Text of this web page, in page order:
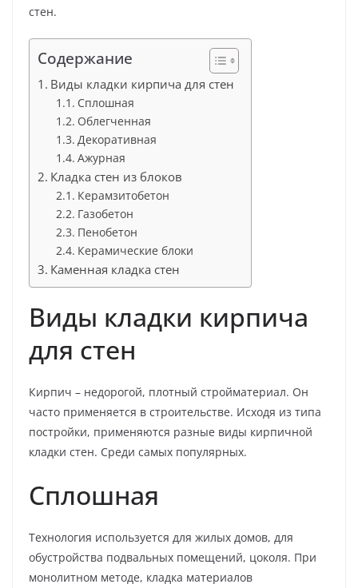
стен.
Содержание
Виды кладки кирпича для стен
Сплошная
Облегченная
Декоративная
Ажурная
Кладка стен из блоков
Керамзитобетон
Газобетон
Пенобетон
Керамические блоки
Каменная кладка стен
Виды кладки кирпича
для стен
Кирпич – недорогой, плотный стройматериал. Он
часто применяется в строительстве. Исходя из типа
постройки, применяются разные виды кирпичной
кладки стен. Среди самых популярных.
Сплошная
Технология используется для жилых домов, для
обустройства подвальных помещений, цоколя. При
монолитном методе, кладка материалов